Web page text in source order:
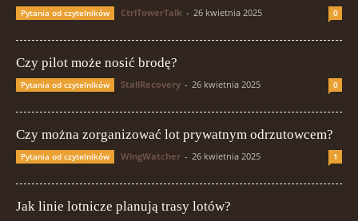
Pytania od czytelników CtrlTowerTalk - 26 kwietnia 2025 0
Czy pilot może nosić brodę?
Pytania od czytelników StallRecovery - 26 kwietnia 2025 0
Czy można zorganizować lot prywatnym odrzutowcem?
Pytania od czytelników WingWatcher - 26 kwietnia 2025 1
Jak linie lotnicze planują trasy lotów?